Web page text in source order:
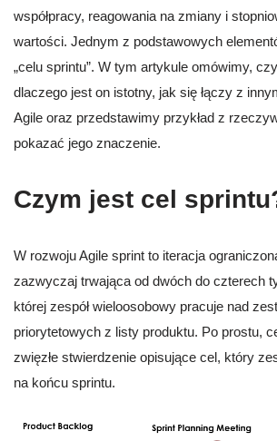
współpracy, reagowania na zmiany i
wartości. Jednym z podstawowych
„celu sprintu”. W tym artykule omówimy,
dlaczego jest on istotny, jak się łączy z
Agile oraz przedstawimy przykład z
pokazać jego znaczenie.
Czym jest cel
W rozwoju Agile sprint to iteracja
zazwyczaj trwająca od dwóch do czterech
której zespół wieloosobowy pracuje nad
priorytetowych z listy produktu. Po prostu,
zwięzłe stwierdzenie opisujące cel, który
na końcu sprintu.